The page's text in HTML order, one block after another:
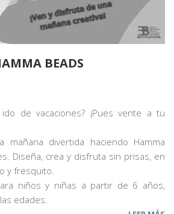
BEADS
de vacaciones? ¡Pues vente a tu
mañana divertida haciendo Hamma
Diseña, crea y disfruta sin prisas, en
y fresquito.
niños y niñas a partir de 6 años,
edades.